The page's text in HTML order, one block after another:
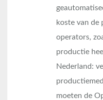
koste van de
operators,
productie
Nederland:
moeten de